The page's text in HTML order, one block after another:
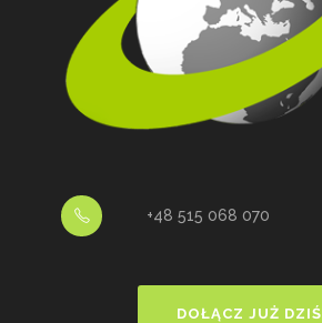
+48 515 068 070
DOŁĄCZ JUŻ DZIŚ